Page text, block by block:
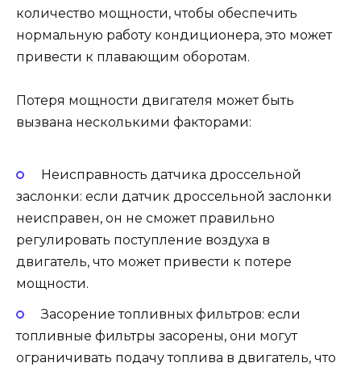
количество мощности, чтобы обеспечить
нормальную работу кондиционера, это может
привести к плавающим оборотам.
Потеря мощности двигателя может быть
вызвана несколькими факторами:
Неисправность датчика дроссельной
заслонки: если датчик дроссельной заслонки
неисправен, он не сможет правильно
регулировать поступление воздуха в
двигатель, что может привести к потере
мощности.
Засорение топливных фильтров: если
топливные фильтры засорены, они могут
ограничивать подачу топлива в двигатель, что